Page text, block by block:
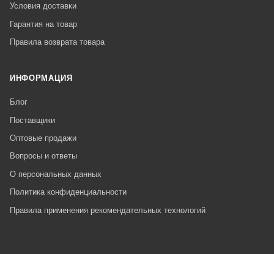
Условия доставки
Гарантия на товар
Правила возврата товара
ИНФОРМАЦИЯ
Блог
Поставщики
Оптовые продажи
Вопросы и ответы
О персональных данных
Политика конфиденциальности
Правила применения рекомендательных технологий